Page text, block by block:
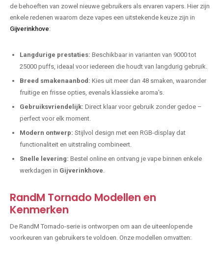
de behoeften van zowel nieuwe gebruikers als ervaren vapers. Hier zijn
enkele redenen waarom deze vapes een uitstekende keuze zijn in
Gijverinkhove:
Langdurige prestaties: Beschikbaar in varianten van 9000 tot
25000 puffs, ideaal voor iedereen die houdt van langdurig gebruik.
Breed smakenaanbod: Kies uit meer dan 48 smaken, waaronder
fruitige en frisse opties, evenals klassieke aroma's.
Gebruiksvriendelijk: Direct klaar voor gebruik zonder gedoe –
perfect voor elk moment.
Modern ontwerp: Stijlvol design met een RGB-display dat
functionaliteit en uitstraling combineert.
Snelle levering: Bestel online en ontvang je vape binnen enkele
werkdagen in Gijverinkhove
RandM Tornado Modellen en
Kenmerken
De RandM Tornado-serie is ontworpen om aan de uiteenlopende
voorkeuren van gebruikers te voldoen. Onze modellen omvatten: